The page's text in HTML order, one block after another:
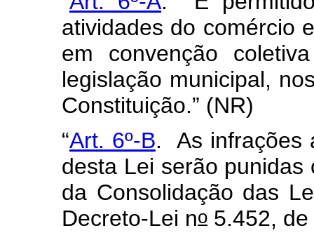
atividades do comércio
em convenção
legislação municipal,
Constituição.” (NR)
“Art. 6º-B. As infrações
desta Lei serão
da Consolidação das
Decreto-Lei no 5.452, de